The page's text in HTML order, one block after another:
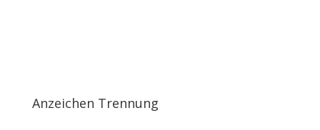
Anzeichen Trennung